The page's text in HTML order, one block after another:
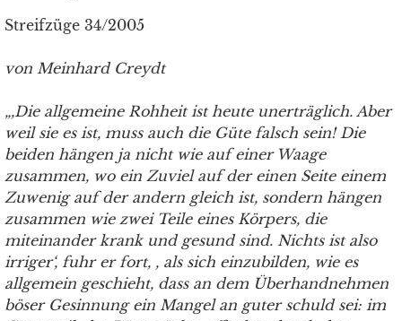
Streifzüge 34/2005
von Meinhard Creydt
„,Die allgemeine Rohheit ist heute unerträglich. Aber
weil sie es ist, muss auch die Güte falsch sein! Die
beiden hängen ja nicht wie auf einer Waage
zusammen, wo ein Zuviel auf der einen Seite einem
Zuwenig auf der andern gleich ist, sondern hängen
zusammen wie zwei Teile eines Körpers, die
miteinander krank und gesund sind. Nichts ist also
irriger‘, fuhr er fort, , als sich einzubilden, wie es
allgemein geschieht, dass an dem Überhandnehmen
böser Gesinnung ein Mangel an guter schuld sei: im